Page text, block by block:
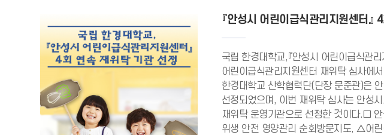
『안성시 어린이급식관리지원센터』
국립 한경대학교,『안성시 어린이급식관
어린이급식관리지원센터 재위탁 심사
한경대학교 산학협력단(단장 문준관)은
선정되었으며, 이번 재위탁 심사는 안성
재위탁 운영기관으로 선정한 것이다.□
위생 안전 영양관리 순회방문지도, △어